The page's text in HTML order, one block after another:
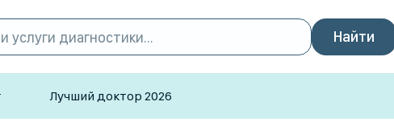
Лучший доктор 2026